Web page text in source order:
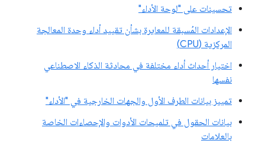
تحسينات على "لوحة الأداء"
الإعدادات المُسبقة للمعايرة بشأن تقييد أداء وحدة المعالجة
المركزية (CPU)
اختيار أحداث أداء مختلفة في محادثة الذكاء الاصطناعي
نفسها
تمييز بيانات الطرف الأول والجهات الخارجية في "الأداء"
بيانات الحقول في تلميحات الأدوات والإحصاءات الخاصة
بالعلامات